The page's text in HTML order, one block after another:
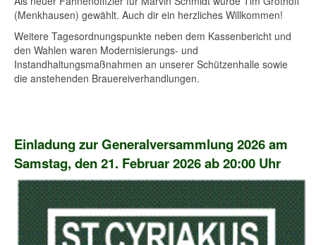
(Menkhausen) gewählt. Auch dir ein herzliches Willkommen!
Weitere Tagesordnungspunkte neben dem Kassenbericht und
den Wahlen waren Modernisierungs- und
Instandhaltungsmaßnahmen an unserer Schützenhalle sowie
die anstehenden Brauereiverhandlungen.
Einladung zur Generalversammlung 2026 am
Samstag, den 21. Februar 2026 ab 20:00 Uhr